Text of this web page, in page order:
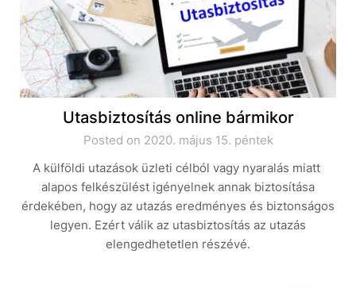
Utasbiztosítás online bármikor
Posted on 2020. május 15. péntek
A külföldi utazások üzleti célból vagy nyaralás miatt
alapos felkészülést igényelnek annak biztosítása
érdekében, hogy az utazás eredményes és biztonságos
legyen. Ezért válik az utasbiztosítás az utazás
elengedhetetlen részévé.